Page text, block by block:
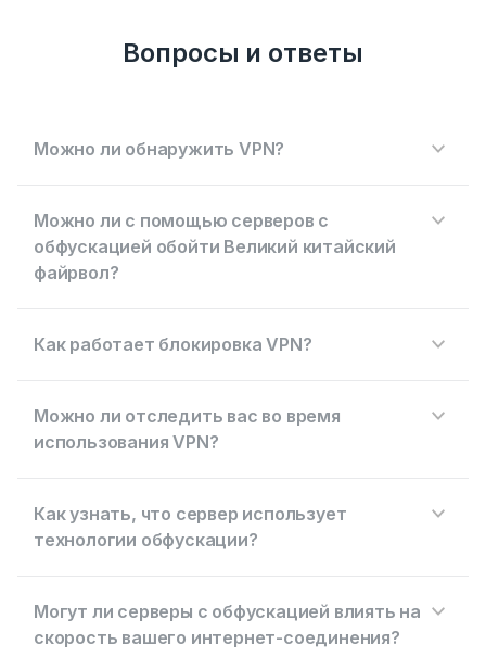
Вопросы и ответы
Можно ли обнаружить VPN?
Можно ли с помощью серверов с
обфускацией обойти Великий китайский
файрвол?
Как работает блокировка VPN?
Можно ли отследить вас во время
использования VPN?
Как узнать, что сервер использует
технологии обфускации?
Могут ли серверы с обфускацией влиять на
скорость вашего интернет-соединения?